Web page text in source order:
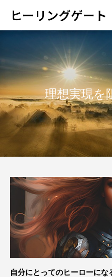
ヒーリングゲート
理想実現を
自分にとってのヒーローにな